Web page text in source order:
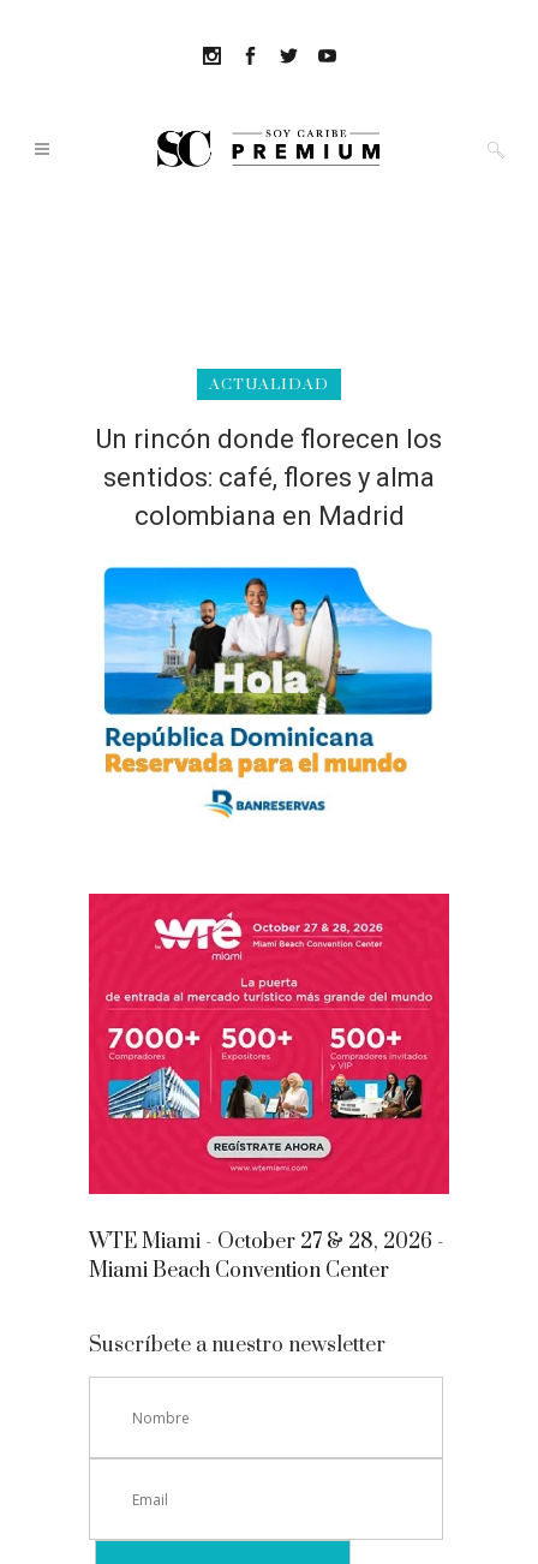
ACTUALIDAD
Un rincón donde florecen los
sentidos: café, flores y alma
colombiana en Madrid
WTE Miami - October 27 & 28, 2026 -
Miami Beach Convention Center
Suscríbete a nuestro newsletter